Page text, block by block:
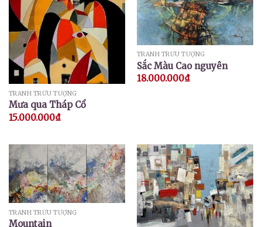
TRANH TRỪU TƯỢNG
Mưa qua Tháp Cổ
15.000.000₫
TRANH TRỪU TƯỢNG
Sắc Màu Cao nguyên
18.000.000₫
TRANH TRỪU TƯỢNG
Mountain